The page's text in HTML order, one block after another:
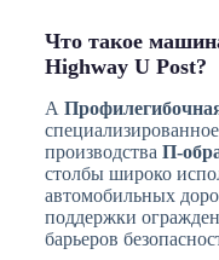
Что такое
Highway U Post?
А
производства П-
столбы широко
автомобильных
поддержки
барьеров